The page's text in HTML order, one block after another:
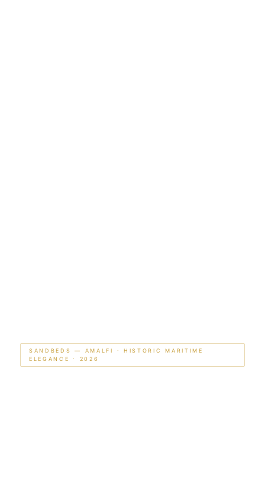
SANDBEDS — AMALFI · HISTORIC MARITIME
ELEGANCE · 2026